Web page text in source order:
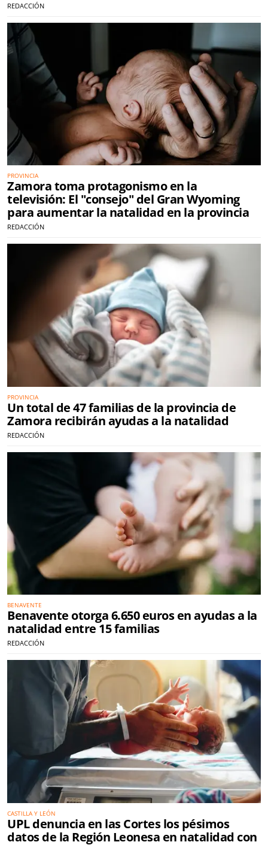
REDACCIÓN
PROVINCIA
Zamora toma protagonismo en la
televisión: El "consejo" del Gran Wyoming
para aumentar la natalidad en la provincia
REDACCIÓN
PROVINCIA
Un total de 47 familias de la provincia de
Zamora recibirán ayudas a la natalidad
REDACCIÓN
BENAVENTE
Benavente otorga 6.650 euros en ayudas a la
natalidad entre 15 familias
REDACCIÓN
CASTILLA Y LEÓN
UPL denuncia en las Cortes los pésimos
datos de la Región Leonesa en natalidad con